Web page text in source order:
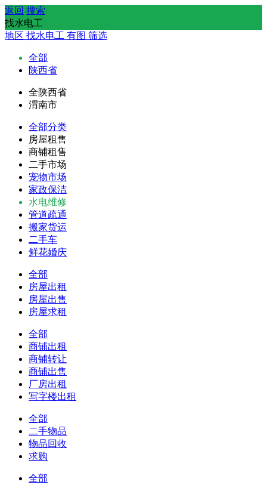
返回 搜索
找水电工
地区 找水电工 有图 筛选
全部
陕西省
全陕西省
渭南市
全部分类
房屋租售
商铺租售
二手市场
宠物市场
家政保洁
水电维修
管道疏通
搬家货运
二手车
鲜花婚庆
全部
房屋出租
房屋出售
房屋求租
全部
商铺出租
商铺转让
商铺出售
厂房出租
写字楼出租
全部
二手物品
物品回收
求购
全部